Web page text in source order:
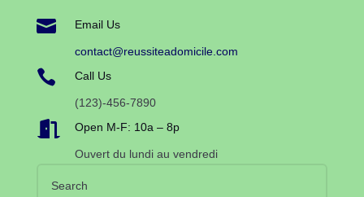
 Email Us
contact@reussiteadomicile.com
 Call Us
(123)-456-7890
 Open M-F: 10a – 8p
Ouvert du lundi au vendredi